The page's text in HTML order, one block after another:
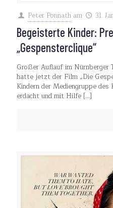
Peter Ponnath am 31.
Begeisterte Kinder:
„Gespensterclique“
Großer Auflauf im Nürnberger
hatte jetzt der Film „Die
Kindern der Mediengruppe
erdacht und mit Hilfe […]